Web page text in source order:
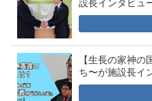
【生長の家神
ち〜が施設長イ